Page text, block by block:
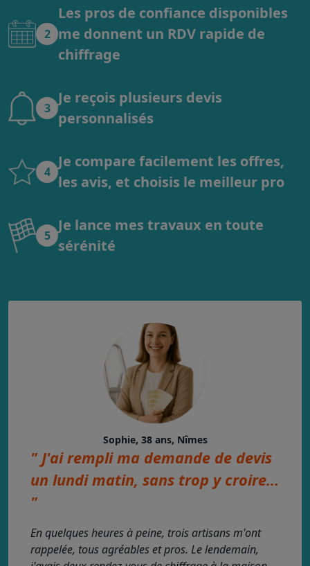
2
Les pros de confiance disponibles
me donnent un RDV rapide de
chiffrage
3
Je reçois plusieurs devis
personnalisés
4
Je compare facilement les offres,
les avis, et choisis le meilleur pro
5
Je lance mes travaux en toute
sérénité
Sophie, 38 ans, Nîmes
" J'ai rempli ma demande de devis
un lundi matin, sans trop y croire...
"
En quelques heures à peine, trois artisans m'ont
rappelée, tous agréables et pros. Le lendemain,